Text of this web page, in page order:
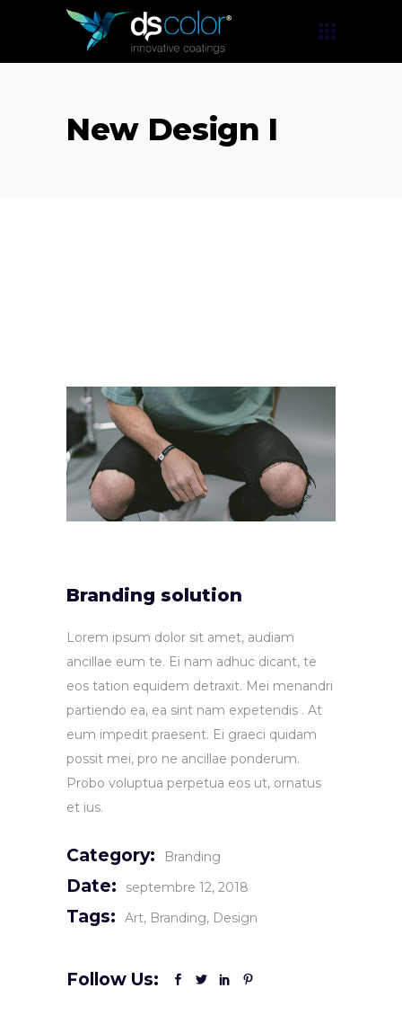
New Design I
Branding solution
Lorem ipsum dolor sit amet, audiam
ancillae eum te. Ei nam adhuc dicant, te
eos tation equidem detraxit. Mei menandri
partiendo ea, ea sint nam expetendis . At
eum impedit praesent. Ei graeci quidam
possit mei, pro ne ancillae ponderum.
Probo voluptua perpetua eos ut, ornatus
et ius.
Category: Branding
Date: septembre 12, 2018
Tags: Art Branding Design
Follow Us: